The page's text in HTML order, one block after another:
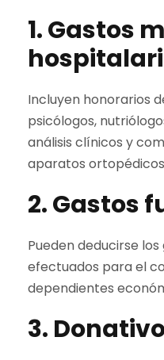
1. Gastos
Incluyen honorarios
psicólogos,
análisis clínicos y
aparatos
2. Gastos
Pueden deducirse
efectuados para el
dependientes
3.